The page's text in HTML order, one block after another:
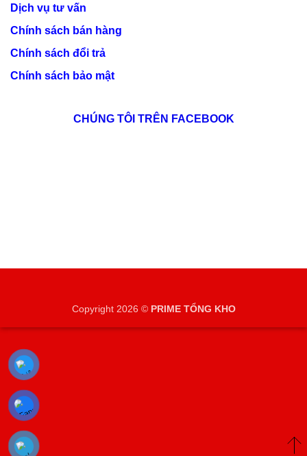
Dịch vụ tư vấn
Chính sách bán hàng
Chính sách đổi trả
Chính sách bảo mật
CHÚNG TÔI TRÊN FACEBOOK
Copyright 2026 © PRIME TỔNG KHO